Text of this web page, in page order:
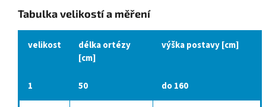
Tabulka velikostí a měření
velikost
délka ortézy
[cm]
výška postavy [cm]
1 50 do 160